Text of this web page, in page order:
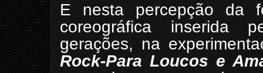
E nesta percepção da
coreográfica inserida
gerações, na
Rock-Para Loucos e